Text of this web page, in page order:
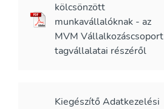
kölcsönzött
munkavállalóknak - az
MVM Vállalkozáscsoport
tagvállalatai részéről
Kiegészítő Adatkezelési